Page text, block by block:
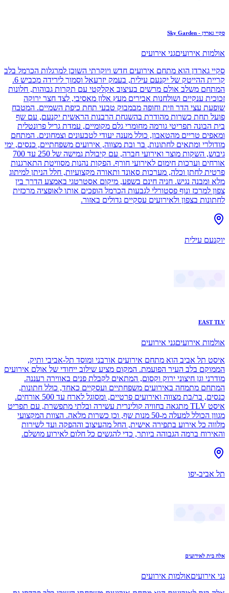
סקיי גארדן - Sky Garden
אולמות אירועיםגני אירועים
סקיי גארדן הוא מתחם אירועים חדש ויוקרתי השוכן למרגלות הכרמל בלב
קריית ההייטק של יקנעם עילית, בעמק יזרעאל וסמוך לירידה מכביש 6.
המתחם משלב אולם מרשים בעיצוב אקלקטי עם תקרות גבוהות, חלונות
זכוכית ענקיים ושולחנות אבירים מעץ אלון מאסיבי, לצד חצר ירוקה
שופעת עצי הדר וזית וחופה מבמבוק טבעי תחת כיפת השמיים. המטבח
פועל תחת כשרות מהודרת בהשגחת הרבנות הראשית יקנעם, עם שף
בית הבונה תפריטי גורמה מחומרי גלם מקומיים, עמדת גריל פרונטלית
ומאפים טריים מהטאבון, כולל מענה יעודי לטבעונים וצמחונים. המתחם
מודולרי ומתאים לחתונות, בר ובת מצווה, אירועים משפחתיים, כנסים, ימי
גיבוש, השקות מוצר ואירועי חברה, עם קיבולת גמישה של 250 עד 700
אורחים וערכות חימום לאירועי חורף. הפקות נהנות מסוויטת התארגנות
פרטית לחתן וכלה, מערכות סאונד ותאורה מקצועיות, חלל הניתן למיתוג
מלא ומבנה נגיש. חניה חינם בשפע, מיקום אסטרטגי באמצע הדרך בין
צפון למרכז ונוף פסטורלי לגבעות הכרמל הופכים אותו לאופציה מרכזית
לחתונות בצפון ולאירועים עסקיים גדולים באזור.
יוקנעם עילית
EAST TLV
אולמות אירועיםגני אירועים
איסט תל אביב הוא מתחם אירועים אורבני ומוסד תל-אביבי ותיק,
הממוקם בלב העיר הפועמת. המקום מציע שילוב ייחודי של אולם אירועים
מודרני וגן חיצוני ירוק וקסום, המתאים לקבלת פנים באווירה רעננה.
המתחם מתמחה באירועים משפחתיים ועסקיים כאחד, כולל חתונות,
כנסים, בר/בת מצווה ואירועים פרטיים, ומסוגל לארח עד 500 אורחים.
איסט TLV מתגאה בחוויה קולינרית עשירה ובלתי מתפשרת, עם תפריט
מגוון הכולל למעלה מ-50 מנות שף, וכן כשרות מלאה. הצוות המקצועי
מלווה כל אירוע בתפירה אישית, החל מהעיצוב וההפקה ועד לשירות
והאירוח ברמה הגבוהה ביותר, כדי להגשים כל חלום לאירוע מושלם.
תל אביב-יפו
אלה בית לאירועים
גני אירועיםאולמות אירועים